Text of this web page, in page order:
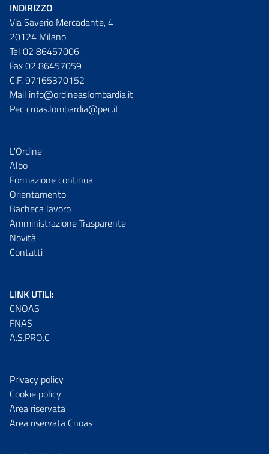
INDIRIZZO
Via Saverio Mercadante, 4
20124 Milano
Tel 02 86457006
Fax 02 86457059
C.F. 97165370152
Mail info@ordineaslombardia.it
Pec croas.lombardia@pec.it
L'Ordine
Albo
Formazione continua
Orientamento
Bacheca lavoro
Amministrazione Trasparente
Novità
Contatti
LINK UTILI:
CNOAS
FNAS
A.S.PRO.C
Privacy policy
Cookie policy
Area riservata
Area riservata Cnoas